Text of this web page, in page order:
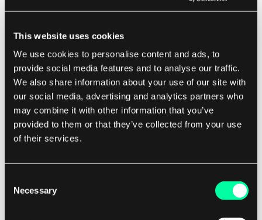
This website uses cookies
We use cookies to personalise content and ads, to
provide social media features and to analyse our traffic.
We also share information about your use of our site with
our social media, advertising and analytics partners who
may combine it with other information that you’ve
provided to them or that they’ve collected from your use
of their services.
Selection
Necessary
Sicherheitsmaßnahmen verfügen, um ihre Daten
hinaus kann Outsourcing auch zu einem Verlust
von institutionellem Wissen innerhalb des
Unternehmens führen.
Wenn wichtige Funktionen ausgelagert werden,
haben die Mitarbeiter möglicherweise nicht mehr
die Möglichkeit, die notwendigen Fähigkeiten zu
Dies kann zu einer Abhängigkeit von externen